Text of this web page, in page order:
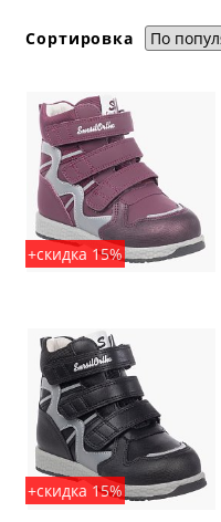
Сортировка
+скидка 15%
+скидка 15%